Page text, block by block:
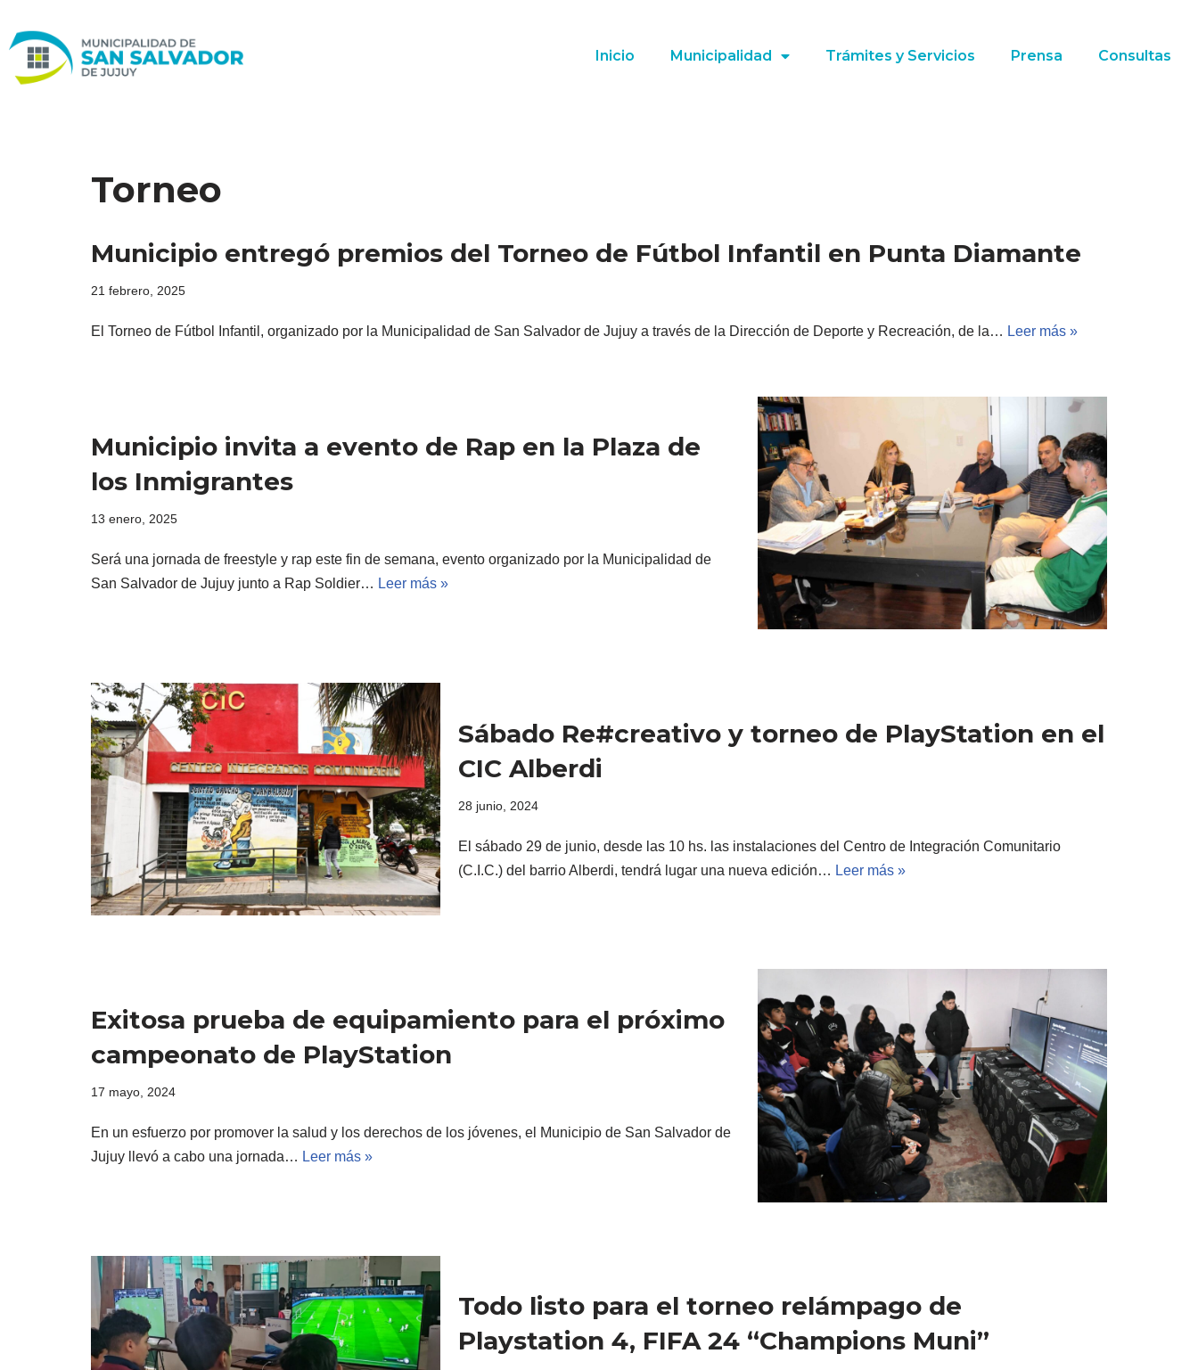
Ir
al
Inicio Municipalidad Trámites y Servicios Prensa Consultas
Torneo
Municipio entregó premios del Torneo de Fútbol Infantil en Punta Diamante
21 febrero, 2025
El Torneo de Fútbol Infantil, organizado por la Municipalidad de San Salvador de Jujuy a través de la Dirección de Deporte y Recreación, de la… Leer más »
Municipio invita a evento de Rap en la Plaza de
los Inmigrantes
13 enero, 2025
Será una jornada de freestyle y rap este fin de semana, evento organizado por la Municipalidad de
San Salvador de Jujuy junto a Rap Soldier… Leer más »
Sábado Re#creativo y torneo de PlayStation en el
CIC Alberdi
28 junio, 2024
El sábado 29 de junio, desde las 10 hs. las instalaciones del Centro de Integración Comunitario
(C.I.C.) del barrio Alberdi, tendrá lugar una nueva edición… Leer más »
Exitosa prueba de equipamiento para el próximo
campeonato de PlayStation
17 mayo, 2024
En un esfuerzo por promover la salud y los derechos de los jóvenes, el Municipio de San Salvador de
Jujuy llevó a cabo una jornada… Leer más »
Todo listo para el torneo relámpago de
Playstation 4, FIFA 24 “Champions Muni”